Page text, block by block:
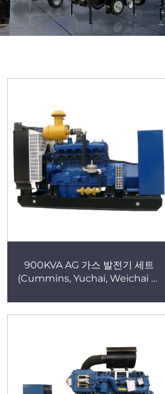
900KVA AG 가스 발전기 세트
(Cummins, Yuchai, Weichai 엔
LPG 사용 가능, 고성능 전기 발전소
및 산업용 전력 공급 장치